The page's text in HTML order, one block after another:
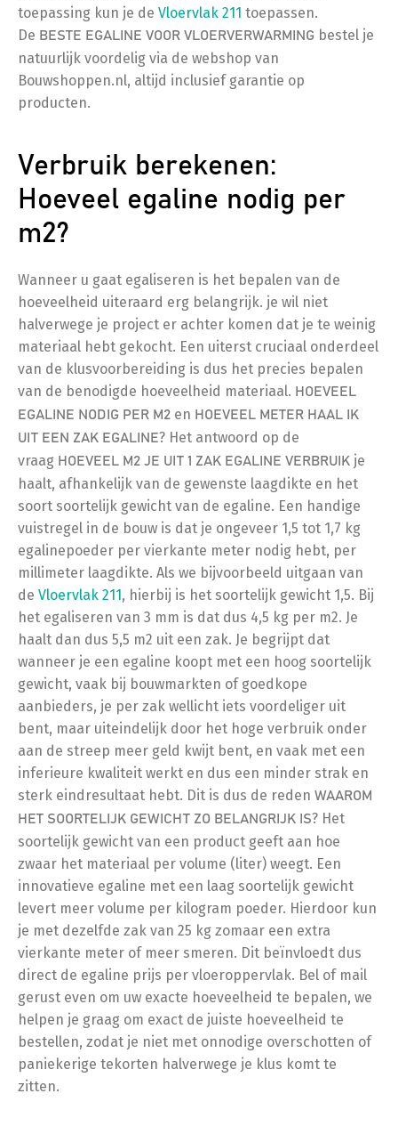
toepassing kun je de Vloervlak 211 toepassen.
De BESTE EGALINE VOOR VLOERVERWARMING bestel je
natuurlijk voordelig via de webshop van
Bouwshoppen.nl, altijd inclusief garantie op
producten.
Verbruik berekenen:
Hoeveel egaline nodig per
m2?
Wanneer u gaat egaliseren is het bepalen van de
hoeveelheid uiteraard erg belangrijk. je wil niet
halverwege je project er achter komen dat je te weinig
materiaal hebt gekocht. Een uiterst cruciaal onderdeel
van de klusvoorbereiding is dus het precies bepalen
van de benodigde hoeveelheid materiaal. HOEVEEL
EGALINE NODIG PER M2 en HOEVEEL METER HAAL IK
UIT EEN ZAK EGALINE? Het antwoord op de
vraag HOEVEEL M2 JE UIT 1 ZAK EGALINE VERBRUIK je
haalt, afhankelijk van de gewenste laagdikte en het
soort soortelijk gewicht van de egaline. Een handige
vuistregel in de bouw is dat je ongeveer 1,5 tot 1,7 kg
egalinepoeder per vierkante meter nodig hebt, per
millimeter laagdikte. Als we bijvoorbeeld uitgaan van
de Vloervlak 211, hierbij is het soortelijk gewicht 1,5. Bij
het egaliseren van 3 mm is dat dus 4,5 kg per m2. Je
haalt dan dus 5,5 m2 uit een zak. Je begrijpt dat
wanneer je een egaline koopt met een hoog soortelijk
gewicht, vaak bij bouwmarkten of goedkope
aanbieders, je per zak wellicht iets voordeliger uit
bent, maar uiteindelijk door het hoge verbruik onder
aan de streep meer geld kwijt bent, en vaak met een
inferieure kwaliteit werkt en dus een minder strak en
sterk eindresultaat hebt. Dit is dus de reden WAAROM
HET SOORTELIJK GEWICHT ZO BELANGRIJK IS? Het
soortelijk gewicht van een product geeft aan hoe
zwaar het materiaal per volume (liter) weegt. Een
innovatieve egaline met een laag soortelijk gewicht
levert meer volume per kilogram poeder. Hierdoor kun
je met dezelfde zak van 25 kg zomaar een extra
vierkante meter of meer smeren. Dit beïnvloedt dus
direct de egaline prijs per vloeroppervlak. Bel of mail
gerust even om uw exacte hoeveelheid te bepalen, we
helpen je graag om exact de juiste hoeveelheid te
bestellen, zodat je niet met onnodige overschotten of
paniekerige tekorten halverwege je klus komt te
zitten.